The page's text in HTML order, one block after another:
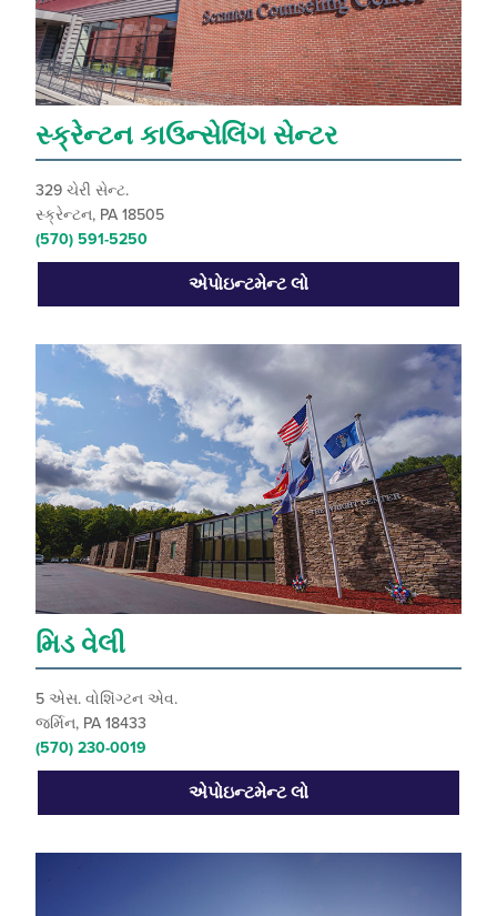
સ્ક્રેન્ટન કાઉન્સેલિંગ સેન્ટર
329 ચેરી સેન્ટ.
સ્ક્રેન્ટન, PA 18505
(570) 591-5250
એપોઇન્ટમેન્ટ લો
મિડ વેલી
5 એસ. વોશિંગ્ટન એવ.
જર્મિન, PA 18433
(570) 230-0019
એપોઇન્ટમેન્ટ લો